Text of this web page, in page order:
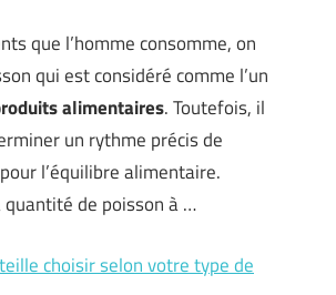
que l’homme consomme, on
qui est considéré comme l’un
alimentaires. Toutefois, il
un rythme précis de
l’équilibre alimentaire.
quantité de poisson à …
choisir selon votre type de